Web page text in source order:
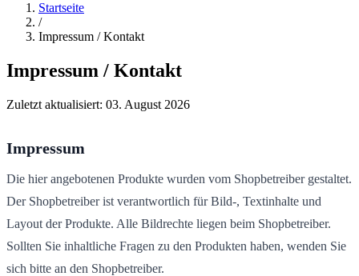
Startseite
/
Impressum / Kontakt
Impressum / Kontakt
Zuletzt aktualisiert: 03. August 2026
Impressum
Die hier angebotenen Produkte wurden vom Shopbetreiber gestaltet.
Der Shopbetreiber ist verantwortlich für Bild-, Textinhalte und
Layout der Produkte. Alle Bildrechte liegen beim Shopbetreiber.
Sollten Sie inhaltliche Fragen zu den Produkten haben, wenden Sie
sich bitte an den Shopbetreiber.